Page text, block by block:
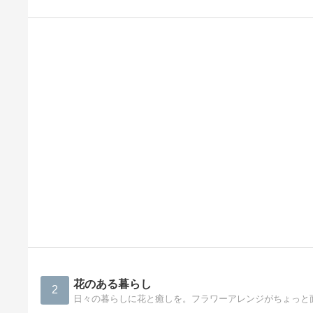
2 花のある暮らし
日々の暮らしに花と癒しを。フラワーアレンジがちょっと